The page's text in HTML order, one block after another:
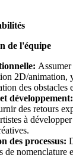
de l'équipe
2D/animation,
des obstacles
développement:
des retours
à
des processus:
de nomenclature